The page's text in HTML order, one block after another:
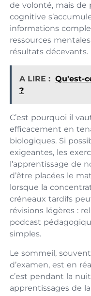
de volonté, mais de
cognitive
informations
ressources
résultats décevants.
A LIRE : Qu'est-
?
C’est pourquoi il
efficacement en
biologiques. Si
exigeantes, les
l’apprentissage de
d’être placées le
lorsque la
créneaux tardifs
révisions légères :
podcast
simples.
Le sommeil,
d’examen, est en
c’est pendant la
apprentissages de